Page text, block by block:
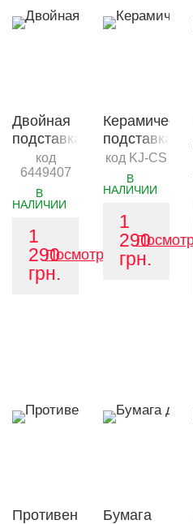
Двойная
подставка
для
перца
GRILL+
код
6449407
В
НАЛИЧИИ
1
290
грн.
Посмотреть
подставка
для
курицы
Kamado
код KJ-CS
В
НАЛИЧИИ
1
290
грн.
Противень
Бумага